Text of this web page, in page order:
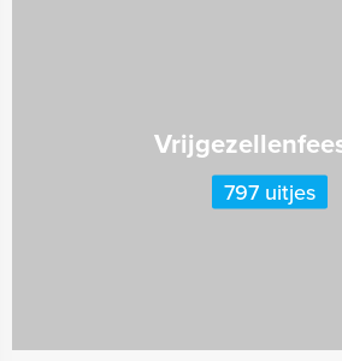
797 uitjes